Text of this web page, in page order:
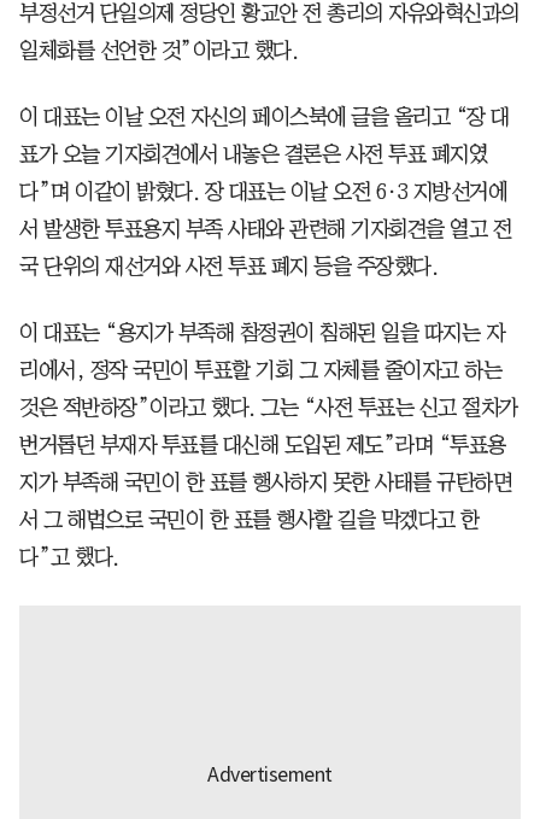
부정선거 단일의제 정당인 황교안 전 총리의 자유와혁신과의
일체화를 선언한 것”이라고 했다.
이 대표는 이날 오전 자신의 페이스북에 글을 올리고 “장 대
표가 오늘 기자회견에서 내놓은 결론은 사전 투표 폐지였
다”며 이같이 밝혔다. 장 대표는 이날 오전 6·3 지방선거에
서 발생한 투표용지 부족 사태와 관련해 기자회견을 열고 전
국 단위의 재선거와 사전 투표 폐지 등을 주장했다.
이 대표는 “용지가 부족해 참정권이 침해된 일을 따지는 자
리에서, 정작 국민이 투표할 기회 그 자체를 줄이자고 하는
것은 적반하장”이라고 했다. 그는 “사전 투표는 신고 절차가
번거롭던 부재자 투표를 대신해 도입된 제도”라며 “투표용
지가 부족해 국민이 한 표를 행사하지 못한 사태를 규탄하면
서 그 해법으로 국민이 한 표를 행사할 길을 막겠다고 한
다”고 했다.